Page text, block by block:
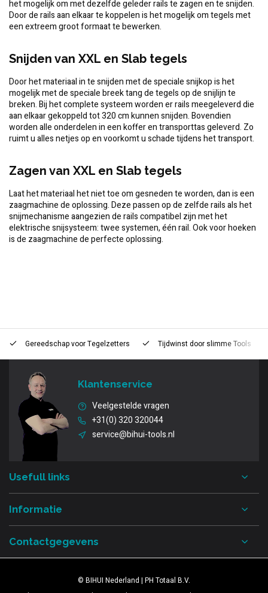
het mogelijk om met dezelfde geleder rails te zagen en te snijden.
Door de rails aan elkaar te koppelen is het mogelijk om tegels met
een extreem groot formaat te bewerken.
Snijden van XXL en Slab tegels
Door het materiaal in te snijden met de speciale snijkop is het
mogelijk met de speciale breek tang de tegels op de snijlijn te
breken. Bij het complete systeem worden er rails meegeleverd die
aan elkaar gekoppeld tot 320 cm kunnen snijden. Bovendien
worden alle onderdelen in een koffer en transporttas geleverd. Zo
ruimt u alles netjes op en voorkomt u schade tijdens het transport.
Zagen van XXL en Slab tegels
Laat het materiaal het niet toe om gesneden te worden, dan is een
zaagmachine de oplossing. Deze passen op de zelfde rails als het
snijmechanisme aangezien de rails compatibel zijn met het
elektrische snijsysteem: twee systemen, één rail. Ook voor hoeken
is de zaagmachine de perfecte oplossing.
Gereedschap voorTegelzetters Tijdwinst door slimme Tools
Klantenservice
Veelgestelde vragen
+31(0) 320 320044
service@bihui-tools.nl
Usefull links
Informatie
Contactgegevens
© BIHUI Nederland | PH Totaal B.V.